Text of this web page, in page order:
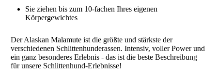
Sie ziehen bis zum 10-fachen Ihres eigenen
Körpergewichtes
Der Alaskan Malamute ist die größte und stärkste der
verschiedenen Schlittenhunderassen. Intensiv, voller Power und
ein ganz besonderes Erlebnis - das ist die beste Beschreibung
für unsere Schlittenhund-Erlebnisse!